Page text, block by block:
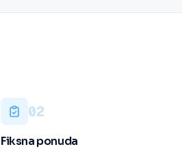
02
Fiksna ponuda